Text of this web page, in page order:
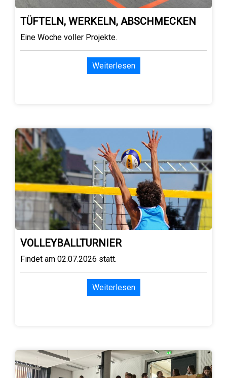
TÜFTELN, WERKELN, ABSCHMECKEN
Eine Woche voller Projekte.
Weiterlesen
VOLLEYBALLTURNIER
Findet am 02.07.2026 statt.
Weiterlesen